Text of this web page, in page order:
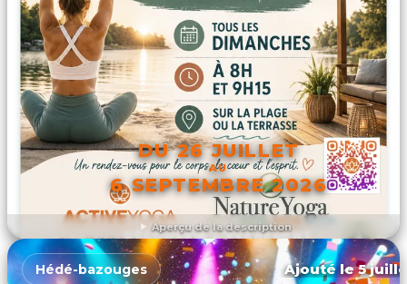
Aperçu de la description
DU 26 JUILLET
AU
6 SEPTEMBRE 2026
DÉCOUVRIR L'ÉVÉNEMENT
Hédé-bazouges Ajouté le 5